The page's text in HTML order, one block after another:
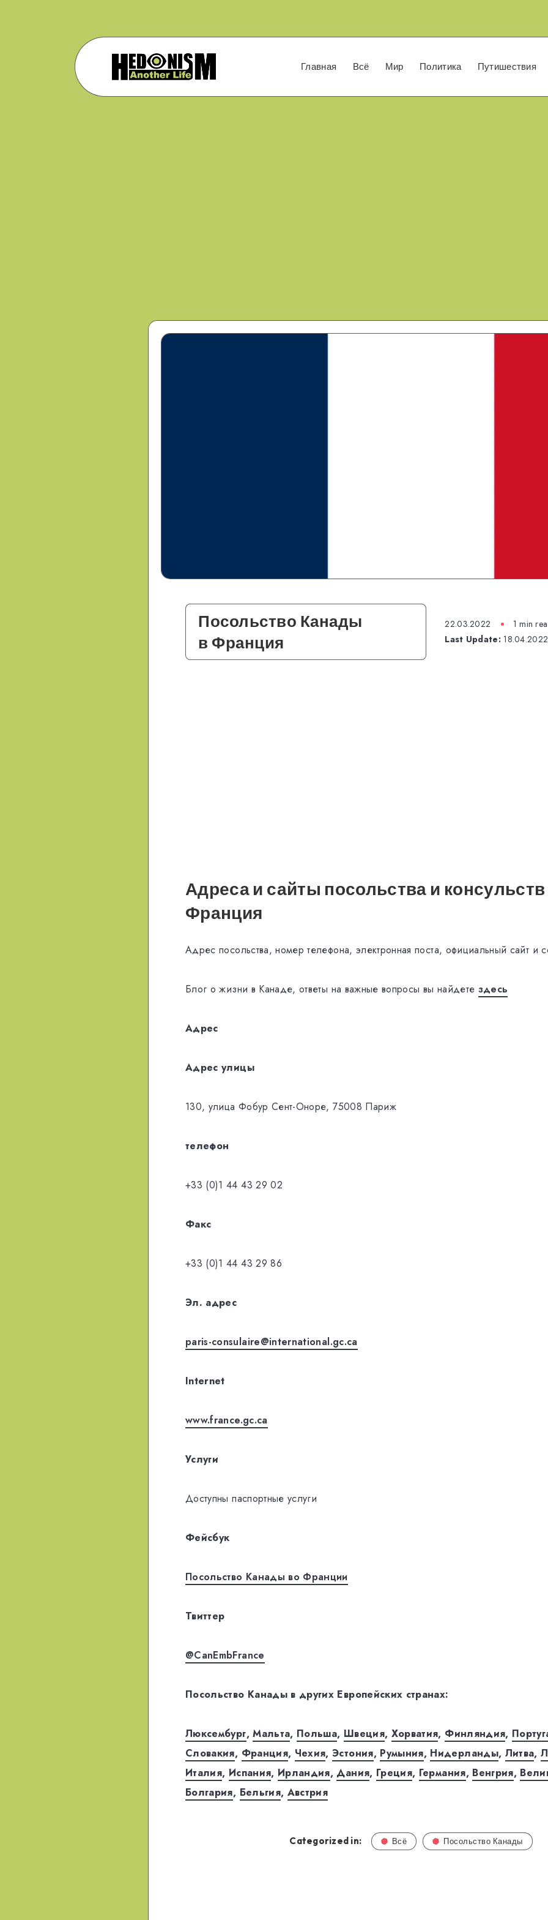
Главная Всё Мир Политика Путишествия
Посольство Канады
в Франция
22.03.2022
1 min
Last Update:18.04.2022
Адреса и сайты посольства и
Франция
Адрес посольства, номер телефона, электронная поста, официальный сайт и
Блог о жизни в Канаде, ответы на важные вопросы вы найдете здесь
Адрес
Адрес улицы
130, улица Фобур Сент-Оноре, 75008 Париж
телефон
+33 (0)1 44 43 29 02
Факс
+33 (0)1 44 43 29 86
Эл. адрес
paris-consulaire@international.gc.ca
Internet
www.france.gc.ca
Услуги
Доступны паспортные услуги
Фейсбук
Посольство Канады во Франции
Твиттер
@CanEmbFrance
Посольство Канады в других Европейских странах:
Люксембург,Мальта, Польша, Швеция, Хорватия, Финляндия,
Словакия, Франция, Чехия, Эстония, Румыния, Нидерланды, Литва,
Италия, Испания, Ирландия, Дания, Греция, Германия, Венгрия,
Болгария, Бельгия, Австрия
Categorized in: Всё Посольство Канады